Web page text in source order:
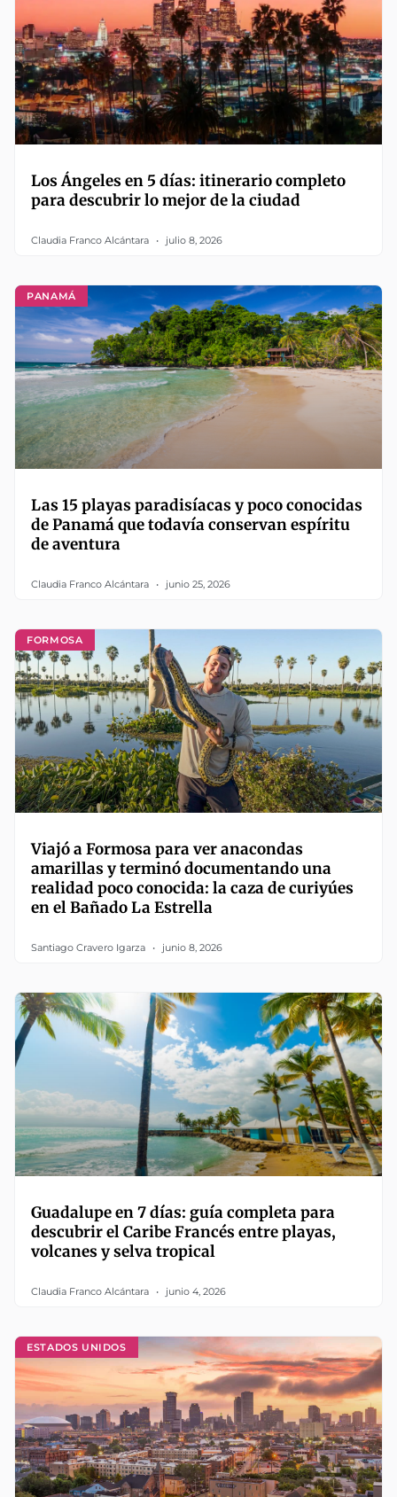
Los Ángeles en 5 días: itinerario completo
para descubrir lo mejor de la ciudad
Claudia Franco Alcántara julio 8, 2026
PANAMÁ
Las 15 playas paradisíacas y poco conocidas
de Panamá que todavía conservan espíritu
de aventura
Claudia Franco Alcántara junio 25, 2026
FORMOSA
Viajó a Formosa para ver anacondas
amarillas y terminó documentando una
realidad poco conocida: la caza de curiyúes
en el Bañado La Estrella
Santiago Cravero Igarza junio 8, 2026
Guadalupe en 7 días: guía completa para
descubrir el Caribe Francés entre playas,
volcanes y selva tropical
Claudia Franco Alcántara junio 4, 2026
ESTADOS UNIDOS